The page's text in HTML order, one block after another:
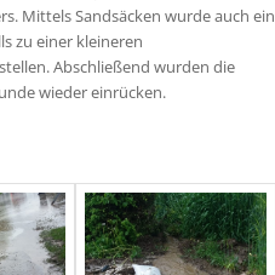
Mittels Sandsäcken wurde auch ein
zu einer kleineren
Abschließend wurden die
wieder einrücken.